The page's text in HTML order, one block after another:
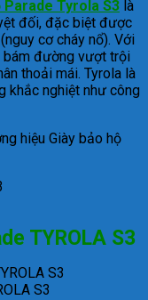
Parade Tyrola S3 là
đối, đặc biệt được
cơ cháy nổ). Với
bám đường vượt trội
thoải mái. Tyrola là
khắc nghiệt như công
hiệu Giày bảo hộ
TYROLA S3
S3